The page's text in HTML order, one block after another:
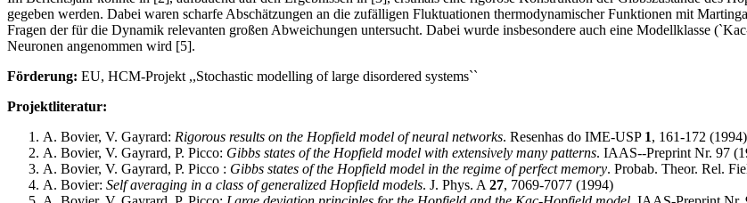
gegeben werden. Dabei waren scharfe Abschätzungen an die zufälligen Fluktuationen thermodynamischer Funktionen mit
Fragen der für die Dynamik relevanten großen Abweichungen untersucht. Dabei wurde insbesondere auch eine Modellklasse
Neuronen angenommen wird [5].
Förderung: EU, HCM-Projekt ,,Stochastic modelling of large disordered systems``
Projektliteratur:
A. Bovier, V. Gayrard: Rigorous results on the Hopfield model of neural networks. Resenhas do IME-USP 1, 161-172 (1994)
A. Bovier, V. Gayrard, P. Picco: Gibbs states of the Hopfield model with extensively many patterns. IAAS--Preprint Nr. 97
A. Bovier, V. Gayrard, P. Picco : Gibbs states of the Hopfield model in the regime of perfect memory. Probab. Theor. Rel.
A. Bovier: Self averaging in a class of generalized Hopfield models. J. Phys. A27, 7069-7077 (1994)